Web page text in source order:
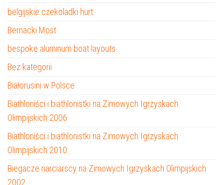
belgijskie czekoladki hurt
Bernacki Most
bespoke aluminum boat layouts
Bez kategorii
Białorusini w Polsce
Biathloniści i biathlonistki na Zimowych Igrzyskach
Olimpijskich 2006
Biathloniści i biathlonistki na Zimowych Igrzyskach
Olimpijskich 2010
Biegacze narciarscy na Zimowych Igrzyskach Olimpijskich
2002